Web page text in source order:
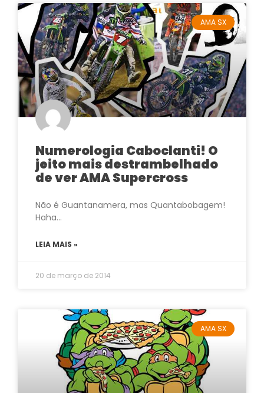
AMA SX
Numerologia Caboclanti! O
jeito mais destrambelhado
de ver AMA Supercross
Não é Guantanamera, mas Quantabobagem!
Haha…
LEIA MAIS »
20 de março de 2014
AMA SX